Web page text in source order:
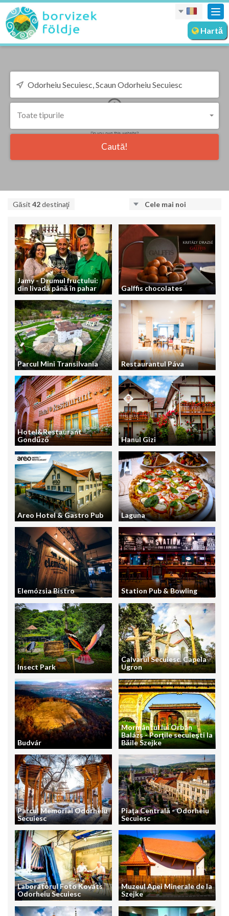
Hartă
Toate tipurile
Caută!
Găsit 42destinaţi Cele mai noi
Jamy - Drumul fructului:
din livadă până în pahar
Galffis chocolates
Parcul Mini Transilvania Restaurantul Páva
Hotel&Restaurant
Gondűző
Hanul Gizi
Areo Hotel & Gastro Pub Laguna
Elemózsia Bistro Station Pub & Bowling
Insect Park
Calvarul Secuiesc. Capela
Ugron
Budvár
Mormântul lui Orbán
Balázs - Porţile secuieşti la
Băile Szejke
Parcul Memorial Odorheiu
Secuiesc
Piaţa Centrală - Odorheiu
Secuiesc
Laboratorul Foto Kováts
Odorheiu Secuiesc
Muzeul Apei Minerale de la
Szejke